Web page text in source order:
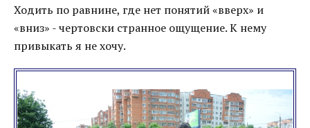
Ходить по равнине, где нет понятий «вверх» и
«вниз» - чертовски странное ощущение. К нему
привыкать я не хочу.